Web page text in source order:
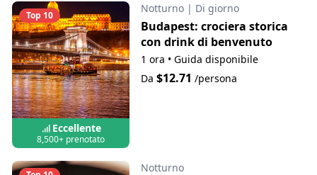
Top 10
Eccellente
8,500+ prenotato
Notturno | Di giorno
Budapest: crociera storica
con drink di benvenuto
1 ora • Guida disponibile
Da $12.71 /persona
Notturno